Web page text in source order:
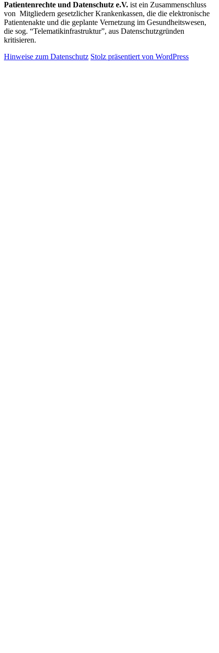
Patientenrechte und Datenschutz e.V. ist ein Zusammenschluss
von Mitgliedern gesetzlicher Krankenkassen, die die elektronische
Patientenakte und die geplante Vernetzung im Gesundheitswesen,
die sog. “Telematikinfrastruktur”, aus Datenschutzgründen
kritisieren.
Hinweise zum Datenschutz Stolz präsentiert von WordPress